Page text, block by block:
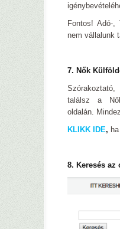
Fontos! Adó-
nem vállalunk
7. Nők
találsz a
oldalán.
KLIKK IDE,
8. Keresés az